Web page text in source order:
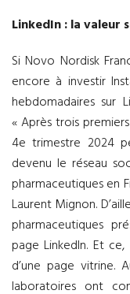
LinkedIn : la valeur
Si Novo Nordisk
encore à investir
hebdomadaires
« Après trois
4e trimestre 2024
devenu le réseau
pharmaceutiques en
Laurent Mignon.
pharmaceutiques
page LinkedIn. Et ce,
d’une page vitrine.
laboratoires ont